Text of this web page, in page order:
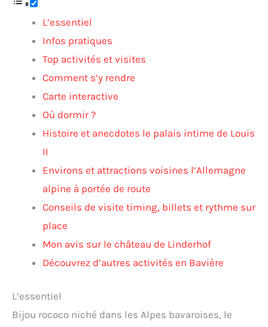
L’essentiel
Infos pratiques
Top activités et visites
Comment s’y rendre
Carte interactive
Où dormir ?
Histoire et anecdotes le palais intime de Louis
II
Environs et attractions voisines l’Allemagne
alpine à portée de route
Conseils de visite timing, billets et rythme sur
place
Mon avis sur le château de Linderhof
Découvrez d’autres activités en Bavière
L’essentiel
Bijou rococo niché dans les Alpes bavaroises, le